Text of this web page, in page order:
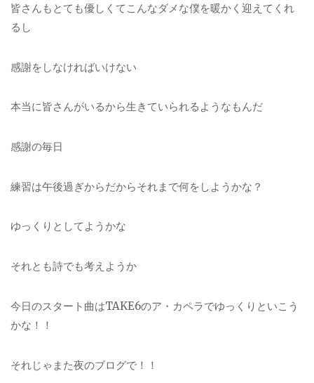
皆さんもとても優しくてこんなダメな僕を暖かく迎えてくれ
るし
感謝をしなければいけない
本当に皆さんがいるから生きていられるようなもんだ
感謝の毎日
練習は午後過ぎからだからそれまで何をしようかな？
ゆっくりとしてようかな
それとも詩でも考えようか
今日のスタート曲はTAKE6のア・カペラでゆっくりといこう
かな！！
それじゃまた夜のブログで！！